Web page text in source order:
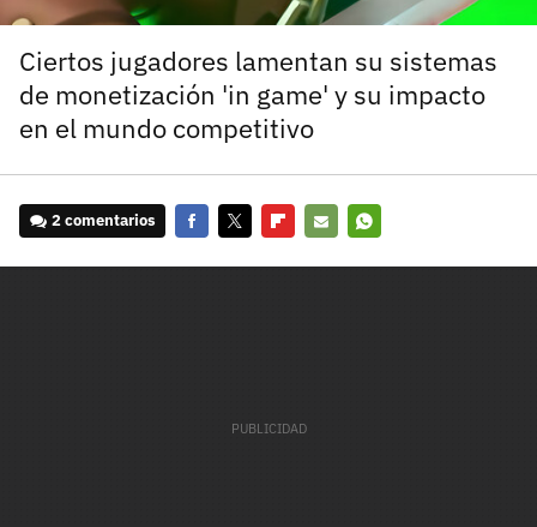
Ciertos jugadores lamentan su sistemas
de monetización 'in game' y su impacto
en el mundo competitivo
2 comentarios
Recupera tu acceso con Facebook
¿Ya tienes cuenta?